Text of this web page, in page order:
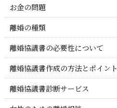
お金の問題
離婚の種類
離婚協議書の必要性について
離婚協議書作成の方法とポイント
離婚協議書診断サービス